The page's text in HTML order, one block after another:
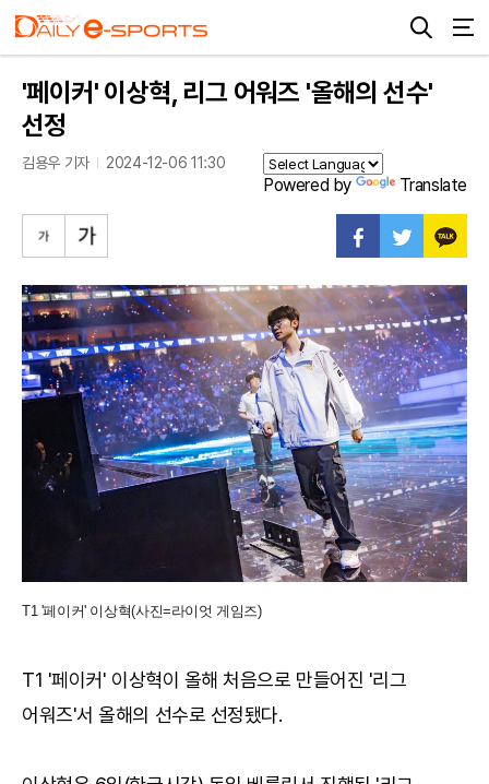
'페이커' 이상혁, 리그 어워즈 '올해의 선수'
선정
김용우 기자 2024-12-06 11:30
Powered by Translate
T1 '페이커' 이상혁(사진=라이엇 게임즈)
T1 '페이커' 이상혁이 올해 처음으로 만들어진 '리그
어워즈'서 올해의 선수로 선정됐다.